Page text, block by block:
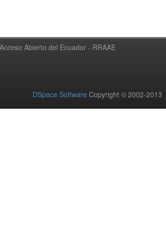
Abierto del Ecuador - RRAAE
DSpace Software Copyright © 2002-2013